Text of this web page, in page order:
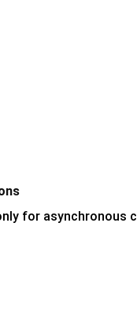
for asynchronous